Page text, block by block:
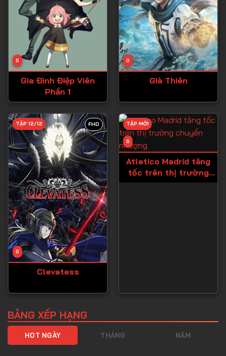
Tập 33
Tập 34
Tập 35
Tập 36
Tập 39
Tập 40
Tập 41
Tập 42
Tập 43
Tập 44
Tập 45
Tập 46
Tập 47
Tập 49
0
Gia Đình Điệp Viên
Phần 1
0
Già Thiên
FHD
0
TẬP 12/12
Clevatess
0
TẬP MỚI
Atletico Madrid tăng
tốc trên thị trường
chuyển nhượng
BẢNG XẾP HẠNG
HOT NGÀY THÁNG NĂM